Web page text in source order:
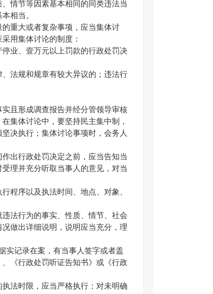
情节等因素基本相同的同类违法当
相当。
重大或者复杂事项，应当集体讨
用集体讨论的制度：
业、壹万元以上罚款的行政处罚决
法规和规章有较大异议的；违法行
且形成调查报告并经分管领导审核
集体讨论中，要坚持民主集中制，
决执行；集体讨论事项时，会务人
行政处罚决定之前，应当告知当
理并充分听取当事人的意见，对当
序以及执法时间、地点、对象、
行为的事实、性质、情节、社会
做出详细说明，说明应当充分，理
记录在案，有当事人签字或者盖
《行政处罚听证告知书》或《行政
时限，应当严格执行；对未明确